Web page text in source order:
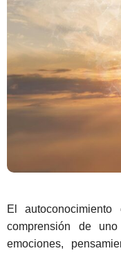
El
comprensión de
emociones,